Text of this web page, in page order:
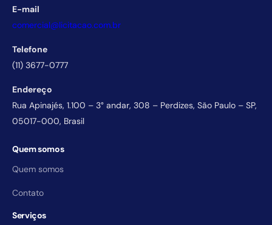
E-mail
comercial@licitacao.com.br
Telefone
(11) 3677-0777
Endereço
Rua Apinajés, 1.100 – 3° andar, 308 – Perdizes, São Paulo – SP,
05017-000, Brasil
Quem somos
Quem somos
Contato
Serviços